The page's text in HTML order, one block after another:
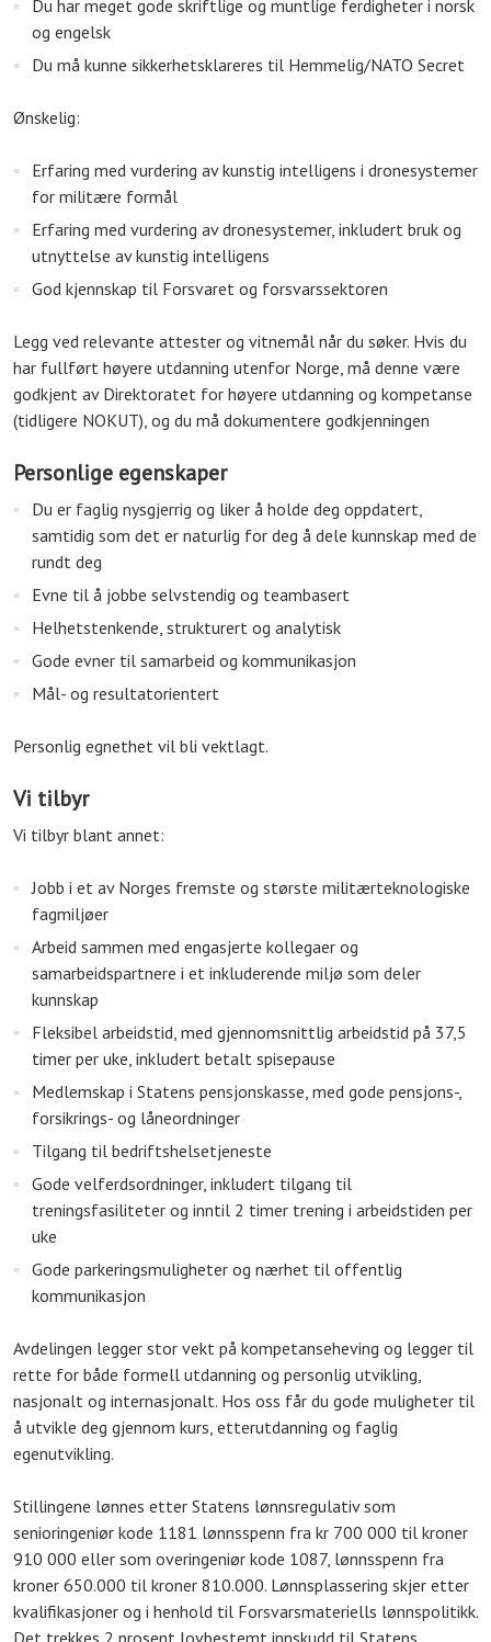
Du har meget gode skriftlige og muntlige ferdigheter i norsk
og engelsk
Du må kunne sikkerhetsklareres til Hemmelig/NATO Secret
Ønskelig:
Erfaring med vurdering av kunstig intelligens i dronesystemer
for militære formål
Erfaring med vurdering av dronesystemer, inkludert bruk og
utnyttelse av kunstig intelligens
God kjennskap til Forsvaret og forsvarssektoren
Legg ved relevante attester og vitnemål når du søker. Hvis du
har fullført høyere utdanning utenfor Norge, må denne være
godkjent av Direktoratet for høyere utdanning og kompetanse
(tidligere NOKUT), og du må dokumentere godkjenningen
Personlige egenskaper
Du er faglig nysgjerrig og liker å holde deg oppdatert,
samtidig som det er naturlig for deg å dele kunnskap med de
rundt deg
Evne til å jobbe selvstendig og teambasert
Helhetstenkende, strukturert og analytisk
Gode evner til samarbeid og kommunikasjon
Mål- og resultatorientert
Personlig egnethet vil bli vektlagt.
Vi tilbyr
Vi tilbyr blant annet:
Jobb i et av Norges fremste og største militærteknologiske
fagmiljøer
Arbeid sammen med engasjerte kollegaer og
samarbeidspartnere i et inkluderende miljø som deler
kunnskap
Fleksibel arbeidstid, med gjennomsnittlig arbeidstid på 37,5
timer per uke, inkludert betalt spisepause
Medlemskap i Statens pensjonskasse, med gode pensjons-,
forsikrings- og låneordninger
Tilgang til bedriftshelsetjeneste
Gode velferdsordninger, inkludert tilgang til
treningsfasiliteter og inntil 2 timer trening i arbeidstiden per
uke
Gode parkeringsmuligheter og nærhet til offentlig
kommunikasjon
Avdelingen legger stor vekt på kompetanseheving og legger til
rette for både formell utdanning og personlig utvikling,
nasjonalt og internasjonalt. Hos oss får du gode muligheter til
å utvikle deg gjennom kurs, etterutdanning og faglig
egenutvikling.
Stillingene lønnes etter Statens lønnsregulativ som
senioringeniør kode 1181 lønnsspenn fra kr 700 000 til kroner
910 000 eller som overingeniør kode 1087, lønnsspenn fra
kroner 650.000 til kroner 810.000. Lønnsplassering skjer etter
kvalifikasjoner og i henhold til Forsvarsmateriells lønnspolitikk.
Det trekkes 2 prosent lovbestemt innskudd til Statens